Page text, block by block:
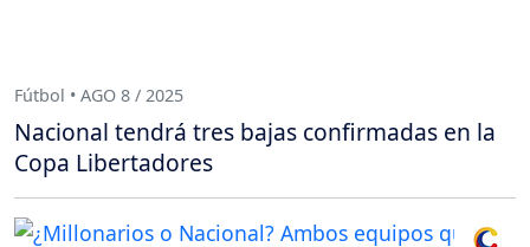
Fútbol • AGO 8 / 2025
Nacional tendrá tres bajas confirmadas en la
Copa Libertadores